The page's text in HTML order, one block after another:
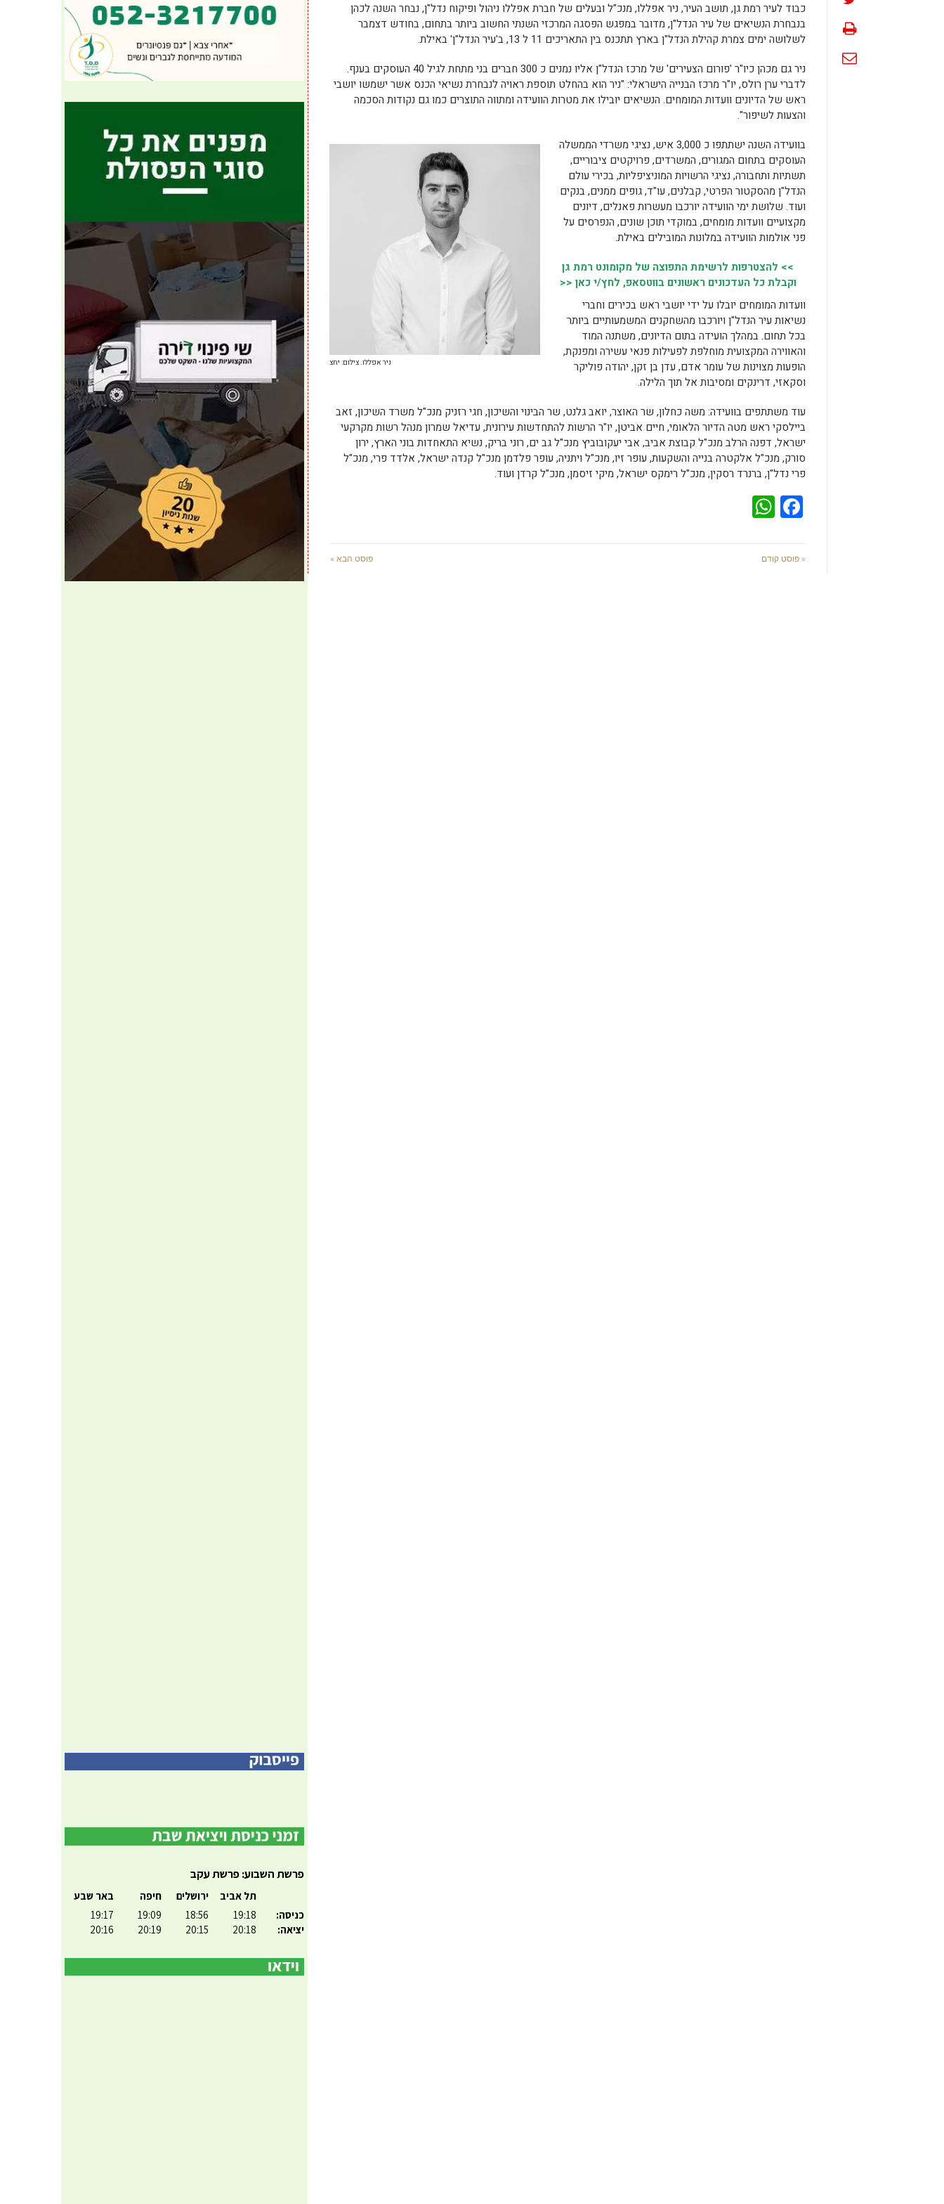
כבוד לעיר רמת גן, תושב העיר, ניר אפללו, מנכ"ל ובעלים של חברת אפללו ניהול ופיקוח נדל"ן, נבחר השנה לכהן
בנבחרת הנשיאים של עיר הנדל"ן, מדובר במפגש הפסגה המרכזי השנתי החשוב ביותר בתחום, בחודש דצמבר
לשלושה ימים צמרת קהילת הנדל"ן בארץ תתכנס בין התאריכים 11 ל 13, ב'עיר הנדל"ן' באילת.
ניר גם מכהן כיו"ר 'פורום הצעירים' של מרכז הנדל"ן אליו נמנים כ 300 חברים בני מתחת לגיל 40 העוסקים בענף.
לדברי ערן רולס, יו"ר מרכז הבנייה הישראלי: "ניר הוא בהחלט תוספת ראויה לנבחרת נשיאי הכנס אשר ישמשו יושבי
ראש של הדיונים וועדות המומחים. הנשיאים יובילו את מטרות הוועידה ומתווה התוצרים כמו גם נקודות הסכמה
והצעות לשיפור".
ניר אפללו. צילום: יחצ
בוועידה השנה ישתתפו כ 3,000 איש, נציגי משרדי הממשלה
העוסקים בתחום המגורים, המשרדים, פרויקטים ציבוריים,
תשתיות ותחבורה, נציגי הרשויות המוניציפליות, בכירי עולם
הנדל"ן מהסקטור הפרטי, קבלנים, עו"ד, גופים ממנים, בנקים
ועוד. שלושת ימי הוועידה יורכבו מעשרות פאנלים, דיונים
מקצועיים וועדות מומחים, במוקדי תוכן שונים, הנפרסים על
פני אולמות הוועידה במלונות המובילים באילת.
>> להצטרפות לרשימת התפוצה של מקומונט רמת גן
וקבלת כל העדכונים ראשונים בווטסאפ, לחץ/י כאן <<
וועדות המומחים יובלו על ידי יושבי ראש בכירים וחברי
נשיאות עיר הנדל"ן ויורכבו מהשחקנים המשמעותיים ביותר
בכל תחום. במהלך הועידה בתום הדיונים, משתנה המוד
והאווירה המקצועית מוחלפת לפעילות פנאי עשירה ומפנקת,
הופעות מצוינות של עומר אדם, עדן בן זקן, יהודה פוליקר
וסקאזי, דרינקים ומסיבות אל תוך הלילה.
עוד משתתפים בוועידה: משה כחלון, שר האוצר, יואב גלנט, שר הבינוי והשיכון, חגי רזניק מנכ"ל משרד השיכון, זאב
ביילסקי ראש מטה הדיור הלאומי, חיים אביטן, יו"ר הרשות להתחדשות עירונית, עדיאל שמרון מנהל רשות מקרקעי
ישראל, דפנה הרלב מנכ"ל קבוצת אביב, אבי יעקובוביץ מנכ"ל גב ים, רוני בריק, נשיא התאחדות בוני הארץ, ירון
סורק, מנכ"ל אלקטרה בנייה והשקעות, עופר זיו, מנכ"ל ויתניה, עופר פלדמן מנכ"ל קנדה ישראל, אלדד פרי, מנכ"ל
פרי נדל"ן, ברנרד רסקין, מנכ"ל רימקס ישראל, מיקי זיסמן, מנכ"ל קרדן ועוד.
Facebook
« פוסט קודם פוסט הבא »
פרשת השבוע: פרשת עקב
כניסה:
יציאה:
תל אביב
19:18
20:18
ירושלים
18:56
20:15
חיפה
19:09
20:19
באר שבע
19:17
20:16